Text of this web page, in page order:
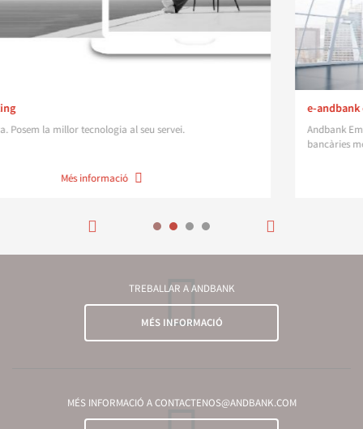
Andbank Empreses us permet tractar massivament les operacions
TREBALLAR A ANDBANK
MÉS INFORMACIÓ
MÉS INFORMACIÓ A CONTACTENOS@ANDBANK.COM